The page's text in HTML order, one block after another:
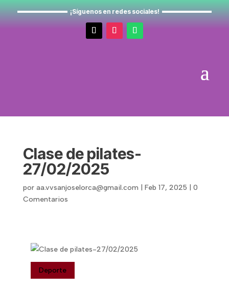
¡Síguenos en redes sociales!
Clase de pilates-
27/02/2025
por aa.vvsanjoselorca@gmail.com Feb 17, 2025
0
Comentarios
Deporte